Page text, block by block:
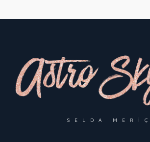
SELDA MERIÇ